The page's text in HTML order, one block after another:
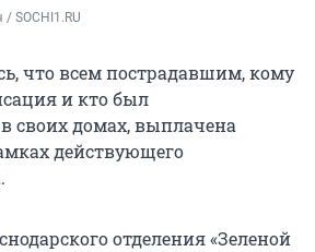
SOCHI1.RU
что всем пострадавшим, кому
и кто был
своих домах, выплачена
действующего
отделения «Зеленой